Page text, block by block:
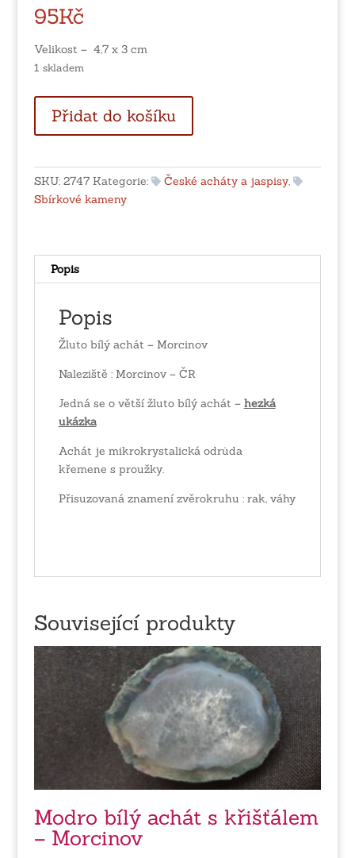
95Kč
Velikost – 4,7 x 3 cm
1 skladem
bílý
achát
Morcinov
množství
Přidat do košíku
SKU: 2747 Kategorie: České acháty a jaspisy,
Sbírkové kameny
Popis
Popis
Žluto bílý achát – Morcinov
Naleziště : Morcinov – ČR
Jedná se o větší žluto bílý achát – hezká
ukázka
Achát je mikrokrystalická odrůda
křemene s proužky.
Přisuzovaná znamení zvěrokruhu : rak, váhy
Související produkty
Modro bílý achát s křišťálem
– Morcinov